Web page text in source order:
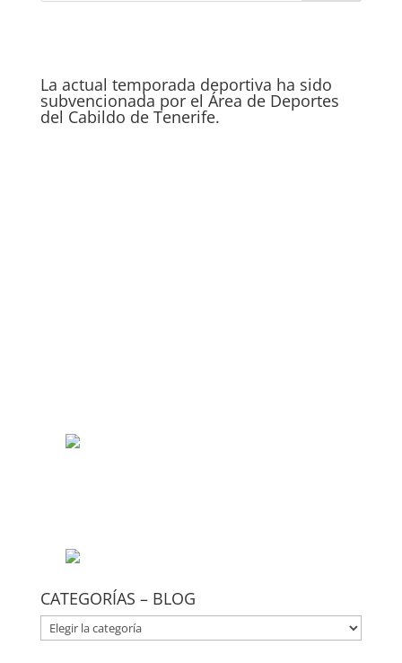
La actual temporada deportiva ha sido
subvencionada por el Área de Deportes
del Cabildo de Tenerife.
CATEGORÍAS – BLOG
CATEGORÍAS
–